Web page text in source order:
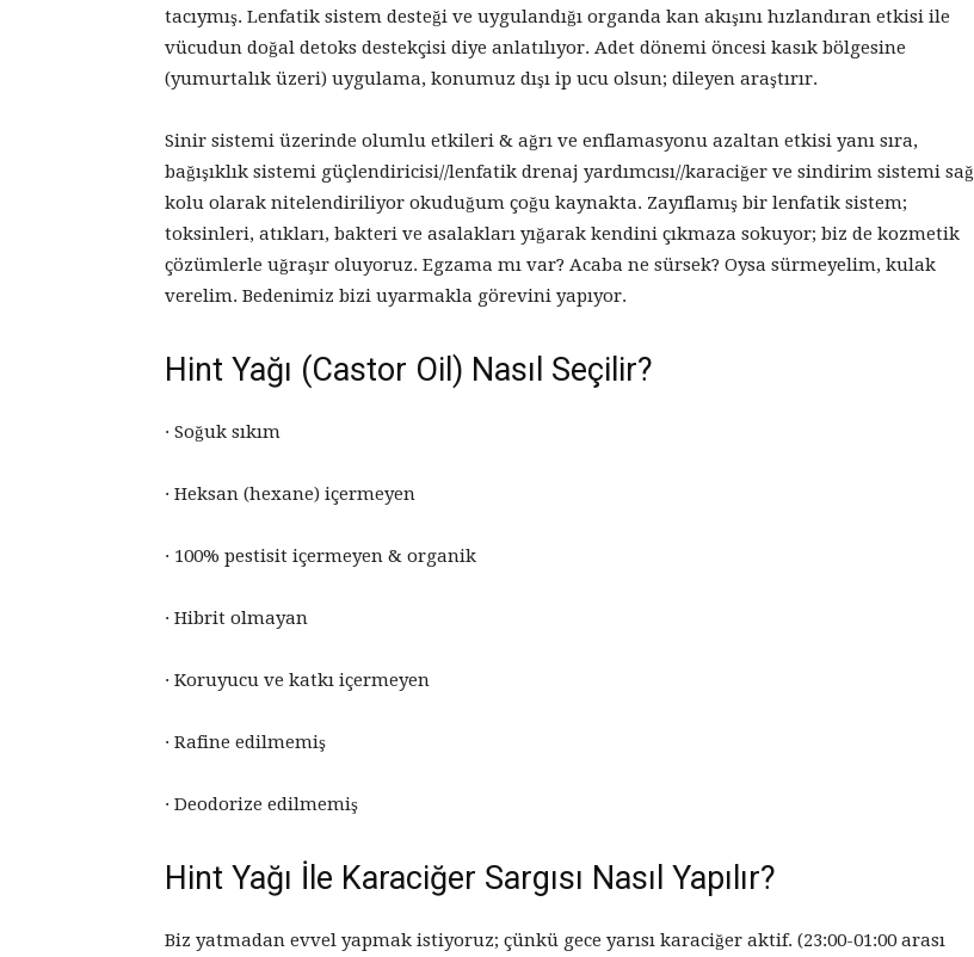
tacıymış. Lenfatik sistem desteği ve uygulandığı organda kan akışını hızlandıran etkisi ile
vücudun doğal detoks destekçisi diye anlatılıyor. Adet dönemi öncesi kasık bölgesine
(yumurtalık üzeri) uygulama, konumuz dışı ip ucu olsun; dileyen araştırır.
Sinir sistemi üzerinde olumlu etkileri & ağrı ve enflamasyonu azaltan etkisi yanı sıra,
bağışıklık sistemi güçlendiricisi//lenfatik drenaj yardımcısı//karaciğer ve sindirim sistemi sağ
kolu olarak nitelendiriliyor okuduğum çoğu kaynakta. Zayıflamış bir lenfatik sistem;
toksinleri, atıkları, bakteri ve asalakları yığarak kendini çıkmaza sokuyor; biz de kozmetik
çözümlerle uğraşır oluyoruz. Egzama mı var? Acaba ne sürsek? Oysa sürmeyelim, kulak
verelim. Bedenimiz bizi uyarmakla görevini yapıyor.
Hint Yağı (Castor Oil) Nasıl Seçilir?
· Soğuk sıkım
· Heksan (hexane) içermeyen
· 100% pestisit içermeyen & organik
· Hibrit olmayan
· Koruyucu ve katkı içermeyen
· Rafine edilmemiş
· Deodorize edilmemiş
Hint Yağı İle Karaciğer Sargısı Nasıl Yapılır?
Biz yatmadan evvel yapmak istiyoruz; çünkü gece yarısı karaciğer aktif. (23:00-01:00 arası